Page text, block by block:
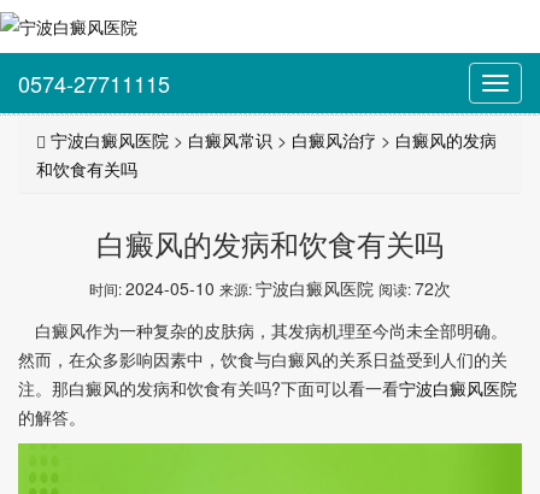
0574-27711115
宁波白癜风医院 > 白癜风常识 > 白癜风治疗 > 白癜风的发病
和饮食有关吗
白癜风的发病和饮食有关吗
时间:2024-05-10 来源:宁波白癜风医院 阅读:72次
白癜风作为一种复杂的皮肤病，其发病机理至今尚未全部明确。
然而，在众多影响因素中，饮食与白癜风的关系日益受到人们的关
注。那白癜风的发病和饮食有关吗?下面可以看一看宁波白癜风医院
的解答。